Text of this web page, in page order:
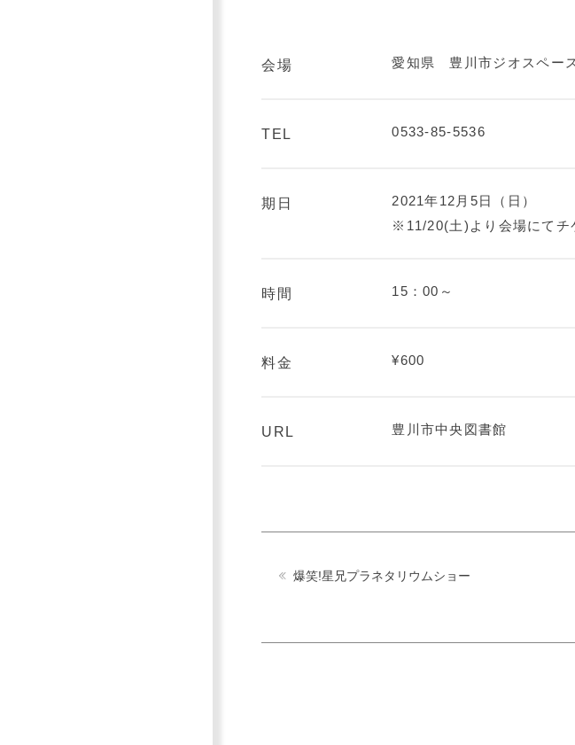
会場 愛知県 豊川市ジオスペー
TEL 0533-85-5536
期日
2021年12月5日（日）
※11/20(土)より会場にてチ
時間 15：00～
料金 ¥600
URL 豊川市中央図書館
爆笑!星兄プラネタリウムショー